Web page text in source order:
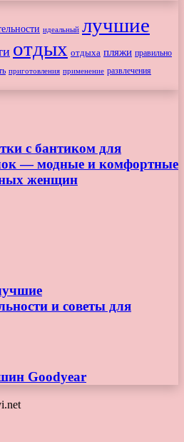
идеальный лучшие
отдых отдыха пляжи правильно
приготовления применение развлечения
с бантиком для
— модные и комфортные
женщин
и советы для
Goodyear